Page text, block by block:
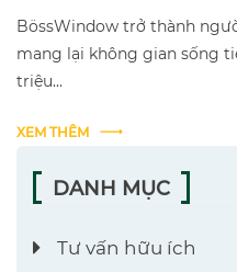
BössWindow trở thành
mang lại không gian sống
triệu...
XEM THÊM
DANH MỤC
Tư vấn hữu ích